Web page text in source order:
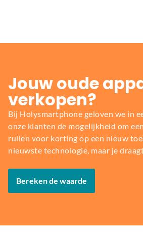
Jouw oude
verkopen?
Bij Holysmartphone geloven we in
onze klanten de mogelijkheid om
ruilen voor korting op een nieuw
nieuwste technologie, maar je
Bereken de waarde